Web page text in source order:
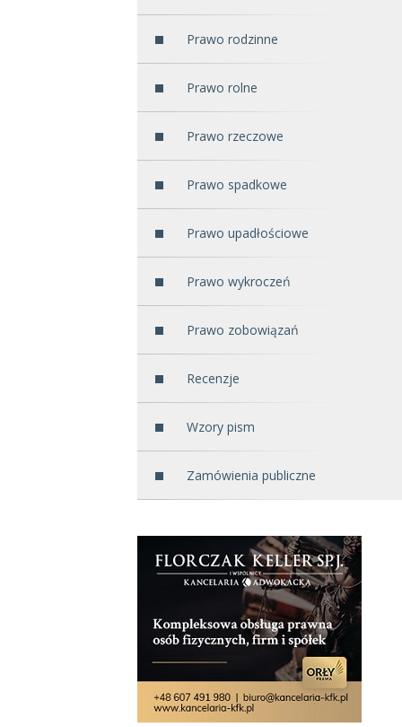
Prawo rodzinne
Prawo rolne
Prawo rzeczowe
Prawo spadkowe
Prawo upadłościowe
Prawo wykroczeń
Prawo zobowiązań
Recenzje
Wzory pism
Zamówienia publiczne